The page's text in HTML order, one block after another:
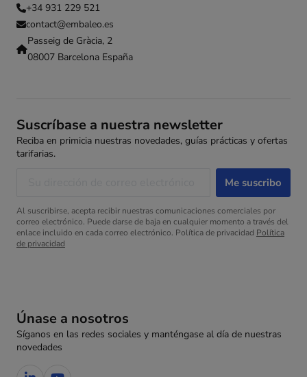
+34 931 229 521
contact@embaleo.es
Passeig de Gràcia, 2
08007 Barcelona España
Únase a nosotros
Síganos en las redes sociales y manténgase al día de nuestras
novedades
Suscríbase a nuestra newsletter
Reciba en primicia nuestras novedades, guías prácticas y ofertas
tarifarias.
Al suscribirse, acepta recibir nuestras comunicaciones comerciales por
correo electrónico. Puede darse de baja en cualquier momento a través del
enlace incluido en cada correo electrónico. Política de privacidad Política
de privacidad